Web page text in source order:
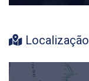
Localização